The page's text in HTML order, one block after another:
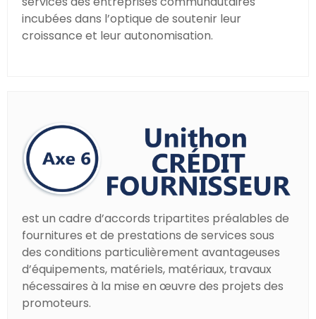
incubées dans l’optique de soutenir leur
croissance et leur autonomisation.
est un cadre d’accords tripartites préalables de
fournitures et de prestations de services sous
des conditions particulièrement avantageuses
d’équipements, matériels, matériaux, travaux
nécessaires à la mise en œuvre des projets des
promoteurs.